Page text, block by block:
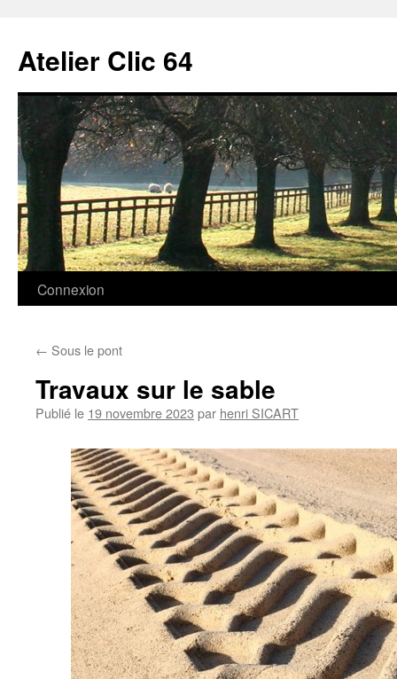
contenu
Atelier Clic 64
Connexion
← Sous le pont
Travaux sur le sable
Publié le 19 novembre 2023 par henri SICART